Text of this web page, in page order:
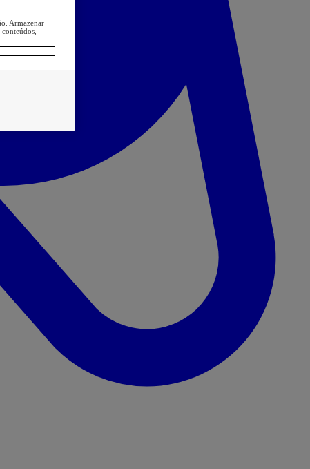
Armazenar